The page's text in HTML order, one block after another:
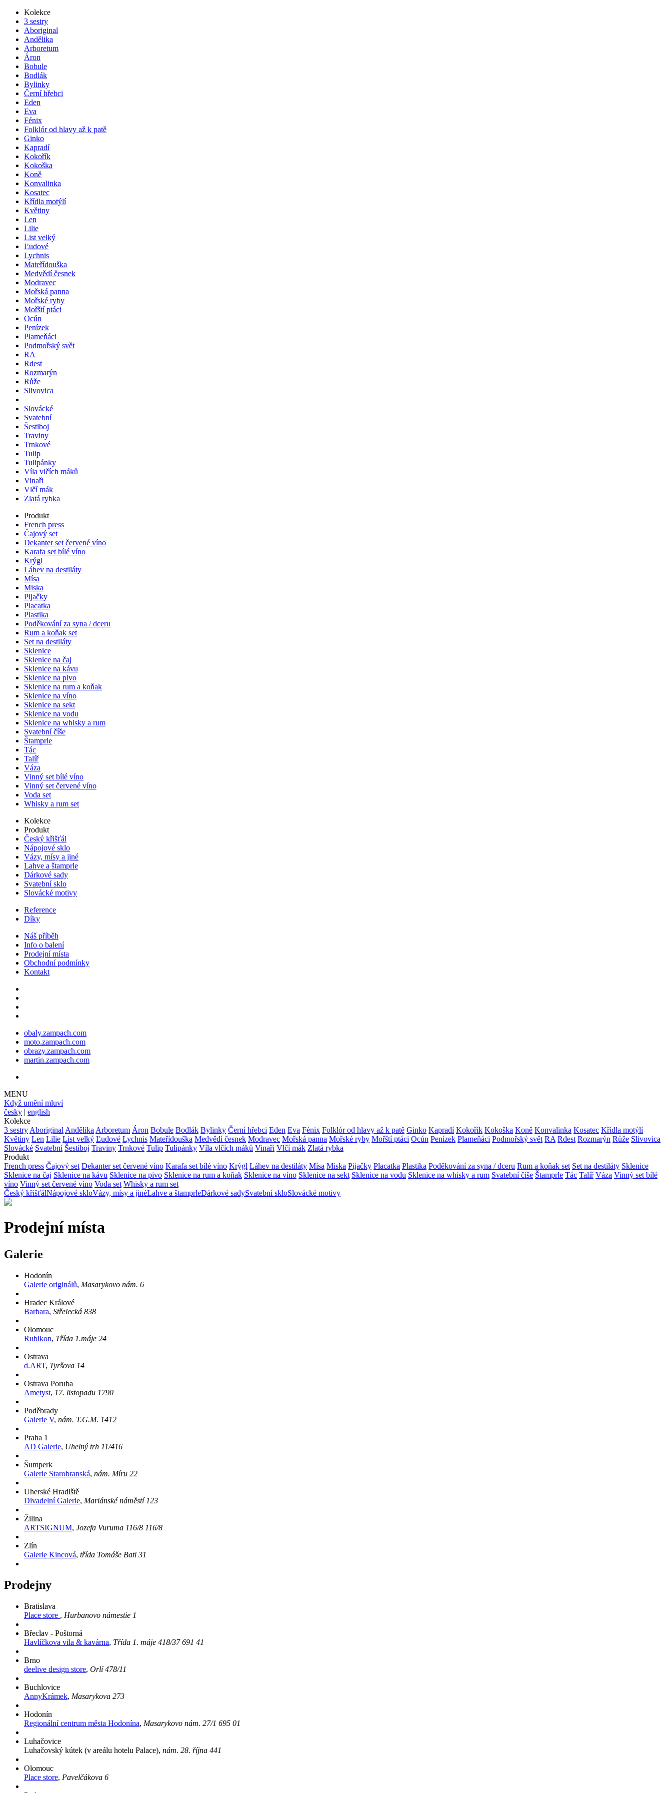
Kolekce
3 sestry
Aboriginal
Andělika
Arboretum
Áron
Bobule
Bodlák
Bylinky
Černí hřebci
Eden
Eva
Fénix
Folklór od hlavy až k patě
Ginko
Kapradí
Kokořík
Kokoška
Koně
Konvalinka
Kosatec
Křídla motýlí
Květiny
Len
Lilie
List velký
Ľudové
Lychnis
Mateřídouška
Medvědí česnek
Modravec
Mořská panna
Mořské ryby
Mořští ptáci
Ocún
Penízek
Plameňáci
Podmořský svět
RA
Rdest
Rozmarýn
Růže
Slivovica
Slovácké
Svatební
Šestiboj
Traviny
Trnkové
Tulip
Tulipánky
Víla vlčích máků
Vinaři
Vlčí mák
Zlatá rybka
Produkt
French press
Čajový set
Dekanter set červené víno
Karafa set bílé víno
Krýgl
Láhev na destiláty
Mísa
Miska
Pijačky
Placatka
Plastika
Poděkování za syna / dceru
Rum a koňak set
Set na destiláty
Sklenice
Sklenice na čaj
Sklenice na kávu
Sklenice na pivo
Sklenice na rum a koňak
Sklenice na víno
Sklenice na sekt
Sklenice na vodu
Sklenice na whisky a rum
Svatební číše
Štamprle
Tác
Talíř
Váza
Vinný set bílé víno
Vinný set červené víno
Voda set
Whisky a rum set
Kolekce
Produkt
Český křišťál
Nápojové sklo
Vázy, mísy a jiné
Lahve a štamprle
Dárkové sady
Svatební sklo
Slovácké motivy
Reference
Díky
Náš příběh
Info o balení
Prodejní místa
Obchodní podmínky
Kontakt
obaly.zampach.com
moto.zampach.com
obrazy.zampach.com
martin.zampach.com
MENU
Když umění mluví
česky | english
Kolekce
3 sestry Aboriginal Andělika Arboretum Áron Bobule Bodlák Bylinky Černí hřebci Eden Eva Fénix Folklór od hlavy až k patě Ginko Kapradí Kokořík Kokoška Koně Konvalinka Kosatec Křídla motýlí
Květiny Len Lilie List velký Ľudové Lychnis Mateřídouška Medvědí česnek Modravec Mořská panna Mořské ryby Mořští ptáci Ocún Penízek Plameňáci Podmořský svět RA Rdest Rozmarýn Růže Slivovica
Slovácké Svatební Šestiboj Traviny Trnkové Tulip Tulipánky Víla vlčích máků Vinaři Vlčí mák Zlatá rybka
Produkt
French press Čajový set Dekanter set červené víno Karafa set bílé víno Krýgl Láhev na destiláty Mísa Miska Pijačky Placatka Plastika Poděkování za syna / dceru Rum a koňak set Set na destiláty Sklenice
Sklenice na čaj Sklenice na kávu Sklenice na pivo Sklenice na rum a koňak Sklenice na víno Sklenice na sekt Sklenice na vodu Sklenice na whisky a rum Svatební číše Štamprle Tác Talíř Váza Vinný set bílé
víno Vinný set červené víno Voda set Whisky a rum set
Český křišťálNápojové skloVázy, mísy a jinéLahve a štamprleDárkové sadySvatební skloSlovácké motivy
Prodejní místa
Galerie
Hodonín
Galerie originálů, Masarykovo nám. 6
Hradec Králové
Barbara, Střelecká 838
Olomouc
Rubikon, Třída 1.máje 24
Ostrava
d.ART, Tyršova 14
Ostrava Poruba
Ametyst, 17. listopadu 1790
Poděbrady
Galerie V, nám. T.G.M. 1412
Praha 1
AD Galerie, Uhelný trh 11/416
Šumperk
Galerie Starobranská, nám. Míru 22
Uherské Hradiště
Divadelní Galerie, Mariánské náměstí 123
Žilina
ARTSIGNUM, Jozefa Vuruma 116/8 116/8
Zlín
Galerie Kincová, třída Tomáše Bati 31
Prodejny
Bratislava
Place store , Hurbanovo námestie 1
Břeclav - Poštorná
Havlíčkova vila & kavárna, Třída 1. máje 418/37 691 41
Brno
deelive design store, Orlí 478/11
Buchlovice
AnnyKrámek, Masarykova 273
Hodonín
Regionální centrum města Hodonína, Masarykovo nám. 27/1 695 01
Luhačovice
Luhačovský kútek (v areálu hotelu Palace), nám. 28. října 441
Olomouc
Place store, Pavelčákova 6